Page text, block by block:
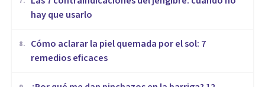
hay que usarlo
8.
Cómo aclarar la piel quemada por el sol: 7
remedios eficaces